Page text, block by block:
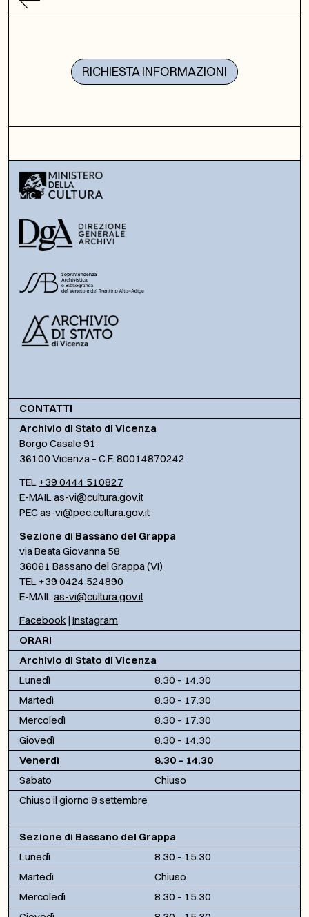
RICHIESTA INFORMAZIONI
CONTATTI
Archivio di Stato di Vicenza
Borgo Casale 91
36100 Vicenza – C.F. 80014870242
TEL +39 0444 510827
E-MAILas-vi@cultura.gov.it
PECas-vi@pec.cultura.gov.it
Sezione di Bassano del Grappa
via Beata Giovanna 58
36061 Bassano del Grappa (VI)
TEL +39 0424 524890
E-MAILas-vi@cultura.gov.it
Facebook | Instagram
ORARI
Archivio di Stato di Vicenza
Lunedì
8.30 – 14.30
Martedì
8.30 – 17.30
Mercoledì
8.30 – 17.30
Giovedì
8.30 – 14.30
Venerdì
8.30 – 14.30
Sabato
Chiuso
Chiuso il giorno 8 settembre
Sezione di Bassano del Grappa
Lunedì
8.30 – 15.30
Martedì
Chiuso
Mercoledì
8.30 – 15.30